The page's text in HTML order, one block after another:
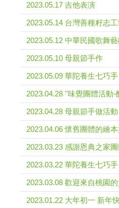
2023.05.17 吉他表演
2023.05.14 台灣善種籽志
2023.05.12 中華民國歌舞
2023.05.10 母親節手作
2023.05.09 華陀養生七巧手
2023.04.28 ''味覺團體活動-
2023.04.28 母親節手做活動
2023.04.06 懷舊團體的繪
2023.03.23 感謝恩典之家
2023.03.22 華陀養生七巧手
2023.03.08 歡迎來自桃園
2023.01.22 大年初一 新年